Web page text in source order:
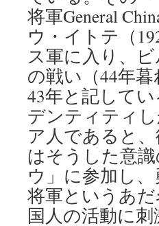
将軍General
ウ・イトテ（
ス軍に入り、
の戦い（44年
43年と記して
デンティティ
ア人であると
はそうした意
ウ」に参加し
将軍というあ
国人の活動に